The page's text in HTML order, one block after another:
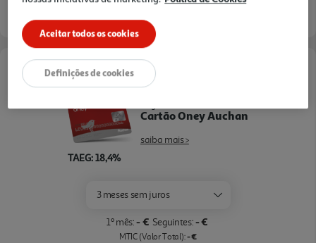
Opções de Financiamento
TAEG: 18,4%
Cartão Oney Auchan
saiba mais >
3 meses sem juros
1º mês:- € Seguintes:- €
MTIC (Valor Total):- €
Aceitar todos os cookies
Definições de cookies